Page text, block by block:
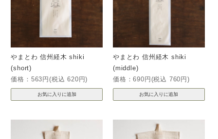
やまとわ 信州経木 shiki
(short)
価格：563円(税込 620円)
やまとわ 信州経木 shiki
(middle)
価格：690円(税込 760円)